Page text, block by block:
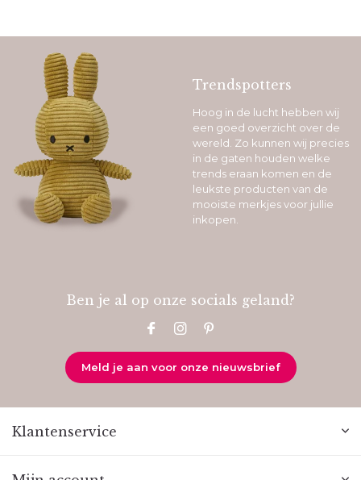
Trendspotters
Hoog in de lucht hebben wij
een goed overzicht over de
wereld. Zo kunnen wij precies
in de gaten houden welke
trends eraan komen en de
leukste producten van de
mooiste merkjes voor jullie
inkopen.
Ben je al op onze socials geland?
Meld je aan voor onze nieuwsbrief
Klantenservice